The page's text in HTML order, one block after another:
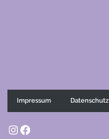
Impressum Datenschutz
Instagram
Facebook